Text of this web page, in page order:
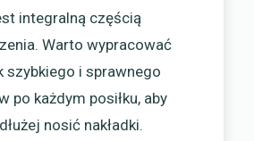
integralną częścią
Warto wypracować
szybkiego i sprawnego
po każdym posiłku, aby
nosić nakładki.